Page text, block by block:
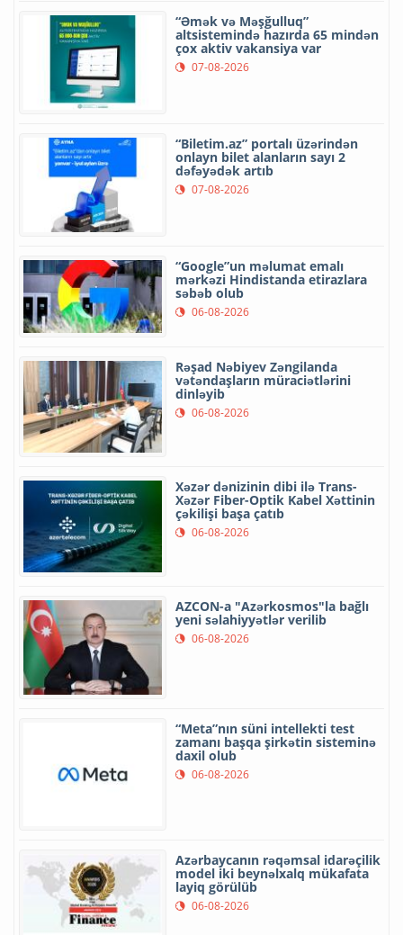
“Əmək və Məşğulluq”
altsistemində hazırda 65 mindən
çox aktiv vakansiya var
07-08-2026
“Biletim.az” portalı üzərindən
onlayn bilet alanların sayı 2
dəfəyədək artıb
07-08-2026
“Google”un məlumat emalı
mərkəzi Hindistanda etirazlara
səbəb olub
06-08-2026
Rəşad Nəbiyev Zəngilanda
vətəndaşların müraciətlərini
dinləyib
06-08-2026
Xəzər dənizinin dibi ilə Trans-
Xəzər Fiber-Optik Kabel Xəttinin
çəkilişi başa çatıb
06-08-2026
AZCON-a "Azərkosmos"la bağlı
yeni səlahiyyətlər verilib
06-08-2026
“Meta”nın süni intellekti test
zamanı başqa şirkətin sisteminə
daxil olub
06-08-2026
Azərbaycanın rəqəmsal idarəçilik
model iki beynəlxalq mükafata
layiq görülüb
06-08-2026